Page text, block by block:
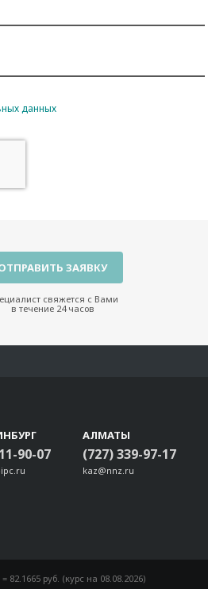
данных
свяжется с Вами
в течение 24 часов
90-07
АЛМАТЫ
(727) 339-97-17
kaz@nnz.ru
= 82.1665 руб. (курс на 08.08.2026)